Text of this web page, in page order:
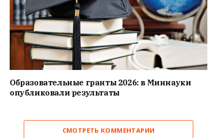
Образовательные гранты 2026: в Миннауки
опубликовали результаты
СМОТРЕТЬ КОММЕНТАРИИ